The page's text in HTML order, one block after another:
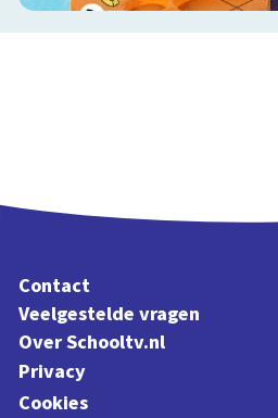
Contact
Veelgestelde vragen
Over Schooltv.nl
Privacy
Cookies